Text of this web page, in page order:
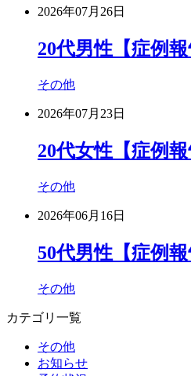
2026年07月26日
20代男性【症例報
その他
2026年07月23日
20代女性【症例報
その他
2026年06月16日
50代男性【症例報
その他
カテゴリ一覧
その他
お知らせ